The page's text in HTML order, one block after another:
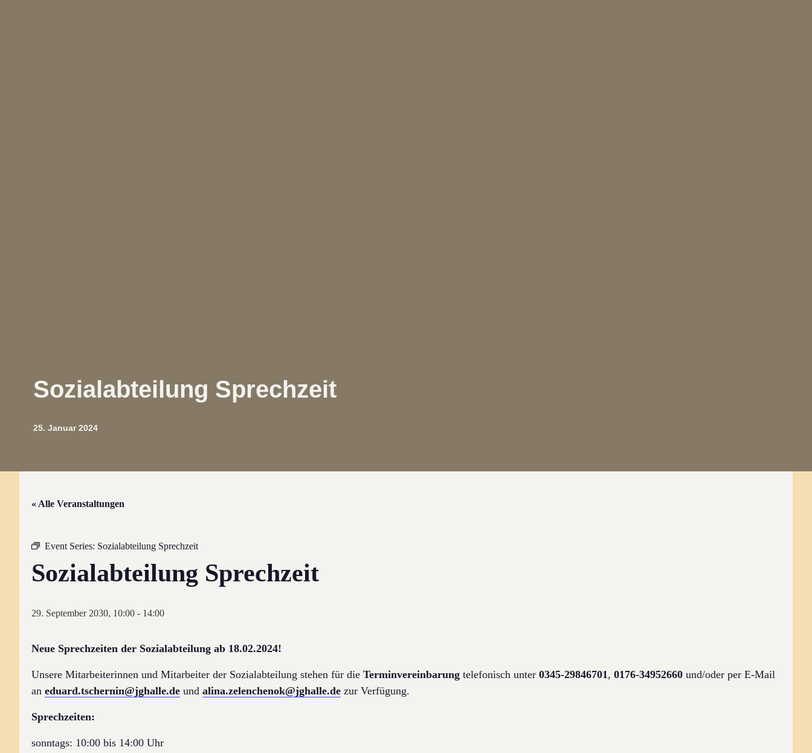
Sozialabteilung Sprechzeit
25. Januar 2024
« Alle Veranstaltungen
Event Series: Sozialabteilung Sprechzeit
Sozialabteilung Sprechzeit
29. September 2030, 10:00 - 14:00
Neue Sprechzeiten der Sozialabteilung ab 18.02.2024!
Unsere Mitarbeiterinnen und Mitarbeiter der Sozialabteilung stehen für die Terminvereinbarung telefonisch unter 0345-29846701, 0176-34952660 und/oder per E-Mail
an eduard.tschernin@jghalle.de und alina.zelenchenok@jghalle.de zur Verfügung.
Sprechzeiten:
sonntags: 10:00 bis 14:00 Uhr